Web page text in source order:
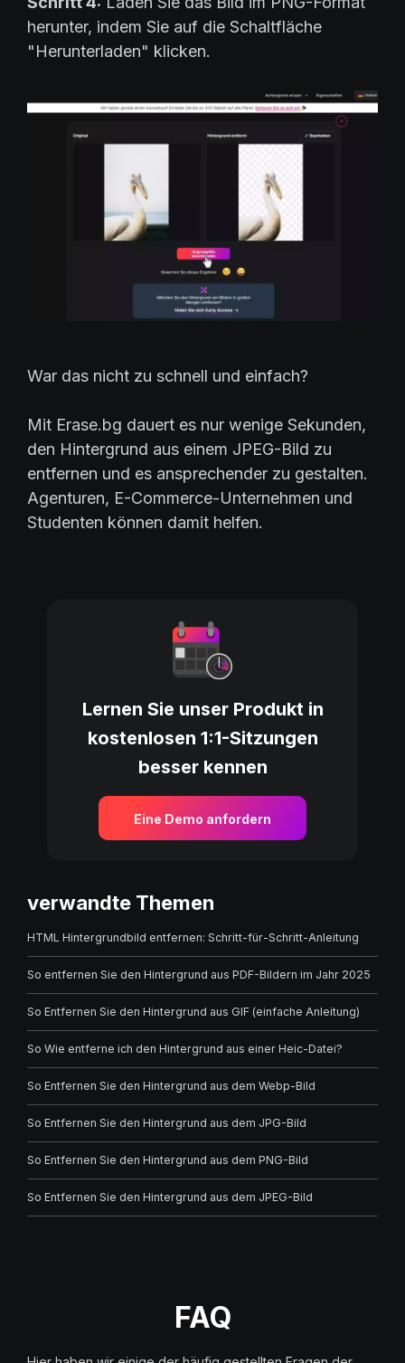
herunter, indem Sie auf die Schaltfläche
"Herunterladen" klicken.
War das nicht zu schnell und einfach?
Mit Erase.bg dauert es nur wenige Sekunden,
den Hintergrund aus einem JPEG-Bild zu
entfernen und es ansprechender zu gestalten.
Agenturen, E-Commerce-Unternehmen und
Studenten können damit helfen.
Lernen Sie unser Produkt in
kostenlosen 1:1-Sitzungen
besser kennen
Eine Demo anfordern
verwandte Themen
HTML Hintergrundbild entfernen: Schritt-für-Schritt-Anleitung
So entfernen Sie den Hintergrund aus PDF-Bildern im Jahr 2025
So Entfernen Sie den Hintergrund aus GIF (einfache Anleitung)
So Wie entferne ich den Hintergrund aus einer Heic-Datei?
So Entfernen Sie den Hintergrund aus dem Webp-Bild
So Entfernen Sie den Hintergrund aus dem JPG-Bild
So Entfernen Sie den Hintergrund aus dem PNG-Bild
So Entfernen Sie den Hintergrund aus dem JPEG-Bild
FAQ